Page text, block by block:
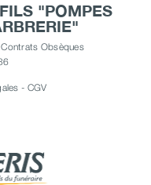
"POMPES
Obsèques
- CGV